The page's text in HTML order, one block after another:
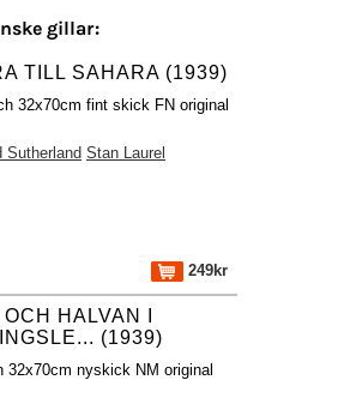
gillar:
TILL SAHARA (1939)
32x70cm fint skick FN original
Sutherland Stan Laurel
249kr
HALVAN I
(1939)
32x70cm nyskick NM original